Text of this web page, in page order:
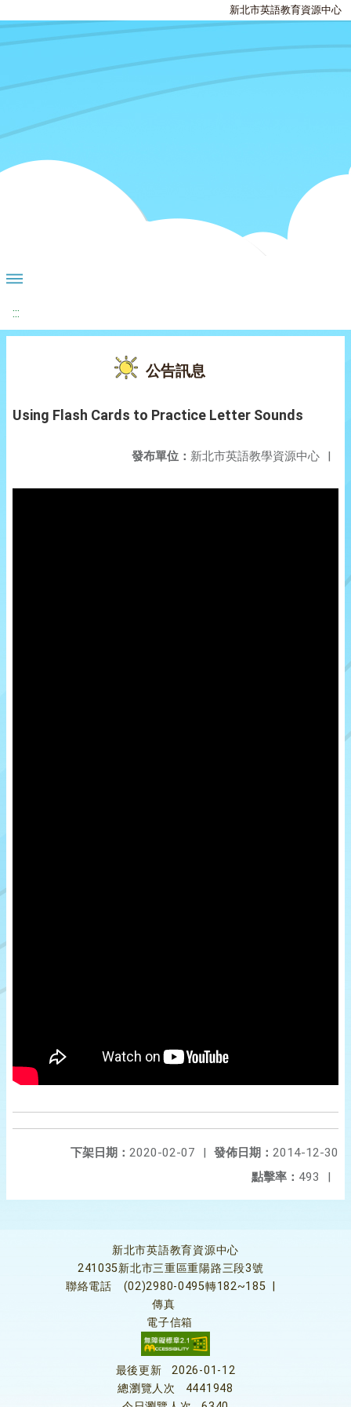
新北市英語教育資源中心
:::
公告訊息
Using Flash Cards to Practice Letter Sounds
發布單位： 新北市英語教學資源中心 |
發佈日期： 2014-12-30
下架日期： 2020-02-07
|
點擊率： 493 |
新北市英語教育資源中心
241035新北市三重區重陽路三段3號
聯絡電話
(02)2980-0495轉182~185
傳真
電子信箱
最後更新
2026-01-12
總瀏覽人次
4441948